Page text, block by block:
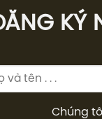
KÝ
Chúng